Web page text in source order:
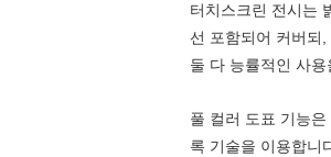
터치스크린 전시는
선 포함되어 커버되
둘 다 능률적인 사용
풀 컬러 도표 기능
록 기술을 이용합니